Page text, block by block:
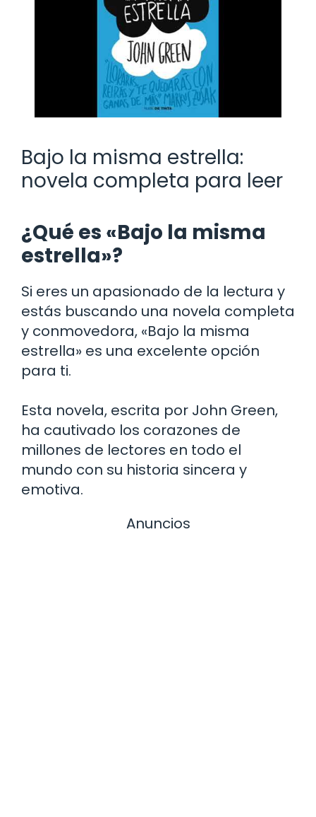
Bajo la misma estrella:
novela completa para leer
¿Qué es «Bajo la misma
estrella»?
Si eres un apasionado de la lectura y
estás buscando una novela completa
y conmovedora, «Bajo la misma
estrella» es una excelente opción
para ti.
Esta novela, escrita por John Green,
ha cautivado los corazones de
millones de lectores en todo el
mundo con su historia sincera y
emotiva.
Anuncios